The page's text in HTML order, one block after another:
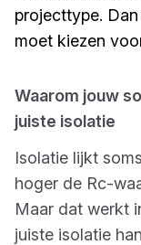
projecttype.
moet kiezen
Waarom jouw
juiste isolatie
Isolatie lijkt
hoger de Rc-
Maar dat werkt
juiste isolatie